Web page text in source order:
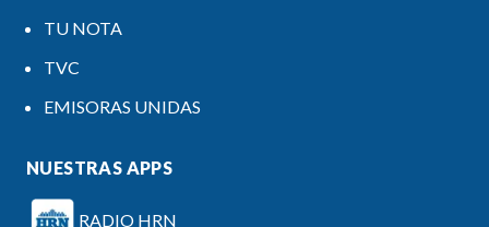
TU NOTA
TVC
EMISORAS UNIDAS
NUESTRAS APPS
RADIO HRN